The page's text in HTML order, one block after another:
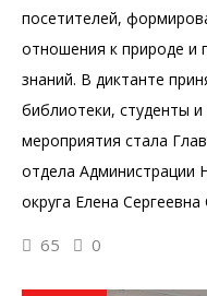
посетителей,
отношения к природе и
знаний. В диктанте
библиотеки, студенты
мероприятия стала
отдела Администрации
округа Елена Сергеевна
65 0